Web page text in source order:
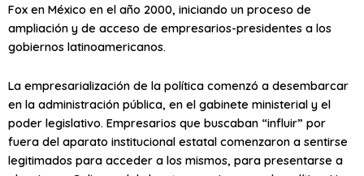
Fox en México en el año 2000, iniciando un proceso de
ampliación y de acceso de empresarios-presidentes a los
gobiernos latinoamericanos.
La empresarialización de la política comenzó a desembarcar
en la administración pública, en el gabinete ministerial y el
poder legislativo. Empresarios que buscaban “influir” por
fuera del aparato institucional estatal comenzaron a sentirse
legitimados para acceder a los mismos, para presentarse a